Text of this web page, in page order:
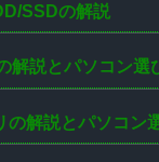
SSDの解説
解説とパソコン選
の解説とパソコン